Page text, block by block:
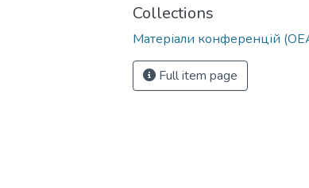
Collections
Матеріали конференцій
Full item page